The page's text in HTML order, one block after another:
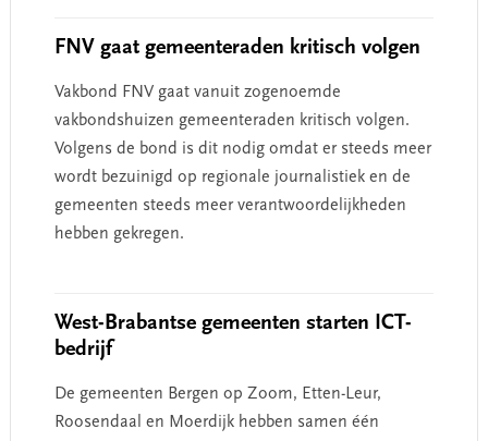
FNV gaat gemeenteraden kritisch volgen
Vakbond FNV gaat vanuit zogenoemde
vakbondshuizen gemeenteraden kritisch volgen.
Volgens de bond is dit nodig omdat er steeds meer
wordt bezuinigd op regionale journalistiek en de
gemeenten steeds meer verantwoordelijkheden
hebben gekregen.
West-Brabantse gemeenten starten ICT-
bedrijf
De gemeenten Bergen op Zoom, Etten-Leur,
Roosendaal en Moerdijk hebben samen één